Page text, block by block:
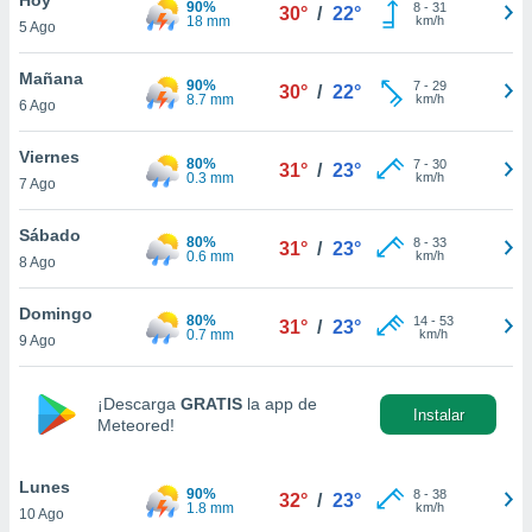
y
en
más
de
cookies
aceptar
5 Ago
90%
18 mm
30° / 22° 8- 31
km/h
Mañana
6 Ago
90%
8.7 mm
30° / 22° 7- 29
km/h
Viernes
7 Ago
80%
0.3 mm
31° / 23° 7- 30
km/h
Sábado
8 Ago
80%
0.6 mm
31° / 23° 8- 33
km/h
Domingo
9 Ago
80%
0.7 mm
31° / 23° 14- 53
km/h
¡Descarga GRATIS la app de
Meteored!
Instalar
Lunes
10 Ago
90%
1.8 mm
32° / 23° 8- 38
km/h